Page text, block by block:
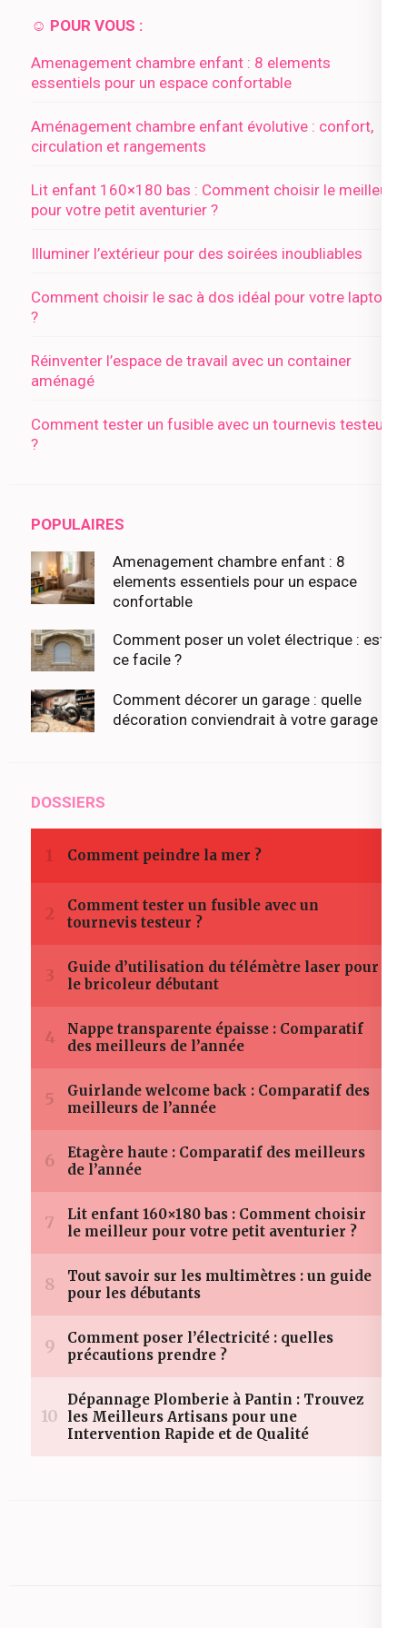
☺️ POUR VOUS :
Amenagement chambre enfant : 8 elements
essentiels pour un espace confortable
Aménagement chambre enfant évolutive : confort,
circulation et rangements
Lit enfant 160×180 bas : Comment choisir le meilleur
pour votre petit aventurier ?
Illuminer l’extérieur pour des soirées inoubliables
Comment choisir le sac à dos idéal pour votre laptop
?
Réinventer l’espace de travail avec un container
aménagé
Comment tester un fusible avec un tournevis testeur
?
POPULAIRES
Amenagement chambre enfant : 8
elements essentiels pour un espace
confortable
Comment poser un volet électrique : est-
ce facile ?
Comment décorer un garage : quelle
décoration conviendrait à votre garage ?
DOSSIERS